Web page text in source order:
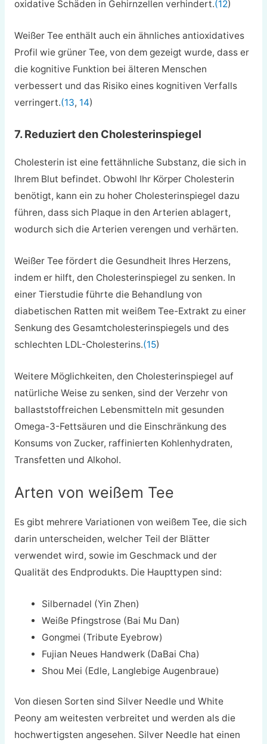
oxidative Schäden in Gehirnzellen verhindert.(12)
Weißer Tee enthält auch ein ähnliches antioxidatives
Profil wie grüner Tee, von dem gezeigt wurde, dass er
die kognitive Funktion bei älteren Menschen
verbessert und das Risiko eines kognitiven Verfalls
verringert.(13, 14)
7. Reduziert den Cholesterinspiegel
Cholesterin ist eine fettähnliche Substanz, die sich in
Ihrem Blut befindet. Obwohl Ihr Körper Cholesterin
benötigt, kann ein zu hoher Cholesterinspiegel dazu
führen, dass sich Plaque in den Arterien ablagert,
wodurch sich die Arterien verengen und verhärten.
Weißer Tee fördert die Gesundheit Ihres Herzens,
indem er hilft, den Cholesterinspiegel zu senken. In
einer Tierstudie führte die Behandlung von
diabetischen Ratten mit weißem Tee-Extrakt zu einer
Senkung des Gesamtcholesterinspiegels und des
schlechten LDL-Cholesterins.(15)
Weitere Möglichkeiten, den Cholesterinspiegel auf
natürliche Weise zu senken, sind der Verzehr von
ballaststoffreichen Lebensmitteln mit gesunden
Omega-3-Fettsäuren und die Einschränkung des
Konsums von Zucker, raffinierten Kohlenhydraten,
Transfetten und Alkohol.
Arten von weißem Tee
Es gibt mehrere Variationen von weißem Tee, die sich
darin unterscheiden, welcher Teil der Blätter
verwendet wird, sowie im Geschmack und der
Qualität des Endprodukts. Die Haupttypen sind:
Silbernadel (Yin Zhen)
Weiße Pfingstrose (Bai Mu Dan)
Gongmei (Tribute Eyebrow)
Fujian Neues Handwerk (DaBai Cha)
Shou Mei (Edle, Langlebige Augenbraue)
Von diesen Sorten sind Silver Needle und White
Peony am weitesten verbreitet und werden als die
hochwertigsten angesehen. Silver Needle hat einen